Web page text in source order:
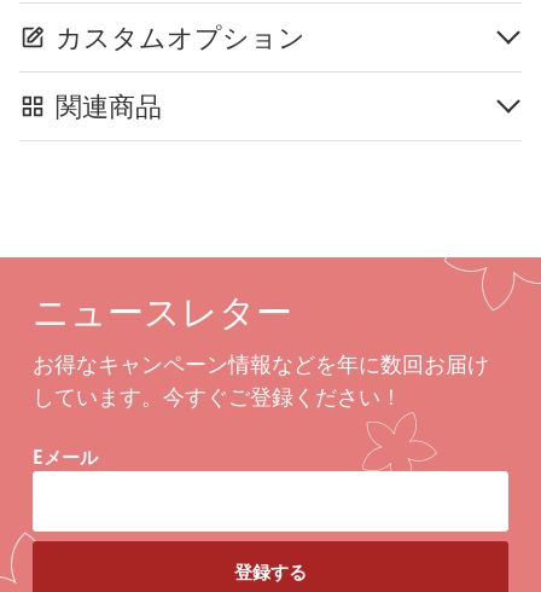
カスタムオプション
関連商品
ニュースレター
お得なキャンペーン情報などを年に数回お届け
しています。今すぐご登録ください！
Eメール